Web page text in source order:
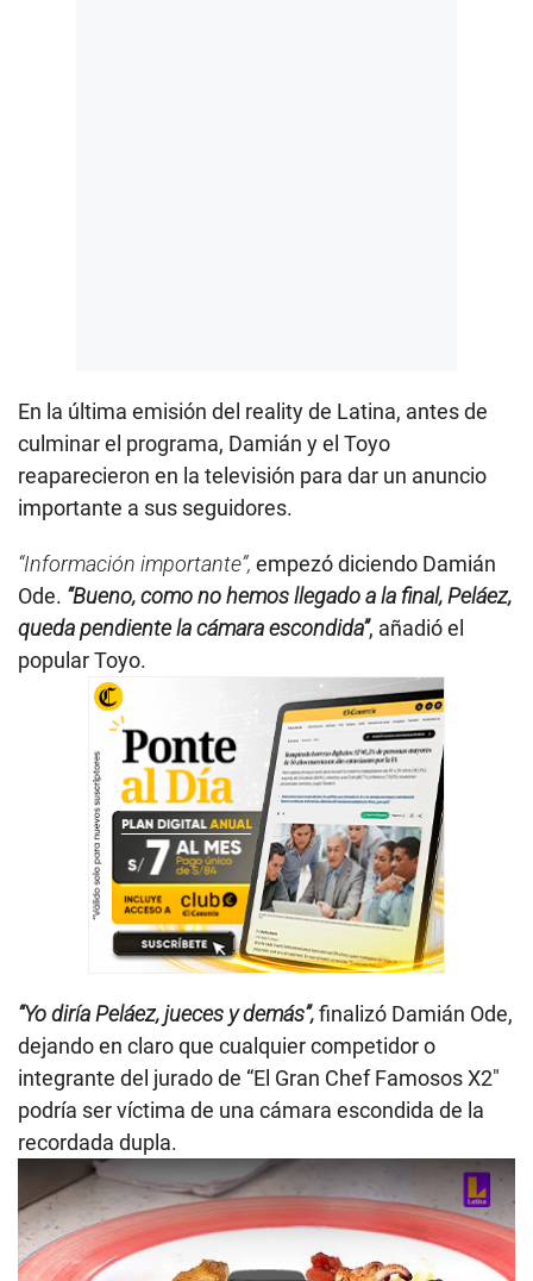
En la última emisión del reality de Latina, antes de
culminar el programa, Damián y el Toyo
reaparecieron en la televisión para dar un anuncio
importante a sus seguidores.
“Información importante”, empezó diciendo Damián
Ode. “Bueno, como no hemos llegado a la final, Peláez,
queda pendiente la cámara escondida”, añadió el
popular Toyo.
“Yo diría Peláez, jueces y demás”,finalizó Damián Ode,
dejando en claro que cualquier competidor o
integrante del jurado de “El Gran Chef Famosos X2″
podría ser víctima de una cámara escondida de la
recordada dupla.